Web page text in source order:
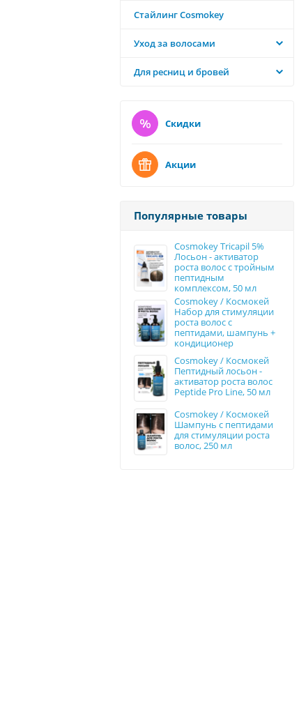
Стайлинг Cosmokey
Уход за волосами
Для ресниц и бровей
Скидки
Акции
Популярные товары
Cosmokey Tricapil 5%
Лосьон - активатор
роста волос с тройным
пептидным
комплексом, 50 мл
Cosmokey / Космокей
Набор для стимуляции
роста волос с
пептидами, шампунь +
кондиционер
Cosmokey / Космокей
Пептидный лосьон -
активатор роста волос
Peptide Pro Line, 50 мл
Cosmokey / Космокей
Шампунь с пептидами
для стимуляции роста
волос, 250 мл